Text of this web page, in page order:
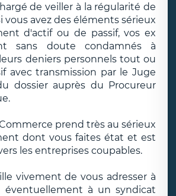
de veiller à la régularité de
vous avez des éléments sérieux
d'actif ou de passif, vos ex
sans doute condamnés à
deniers personnels tout ou
avec transmission par le Juge
dossier auprès du Procureur
prend très au sérieux
dont vous faites état et est
les entreprises coupables.
vivement de vous adresser à
éventuellement à un syndicat